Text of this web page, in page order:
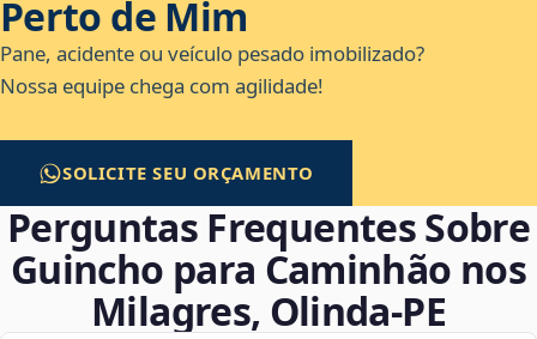
Perto de Mim
Pane, acidente ou veículo pesado imobilizado?
Nossa equipe chega com agilidade!
SOLICITE SEU ORÇAMENTO
Perguntas Frequentes Sobre
Guincho para Caminhão nos
Milagres, Olinda‑PE